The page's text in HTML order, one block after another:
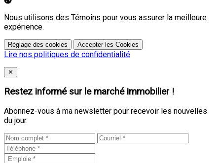
Nous utilisons des Témoins pour vous assurer la meilleure
expérience.
Réglage des cookies Accepter les Cookies
Lire nos politiques de confidentialité
Close
✕
Restez informé sur le marché immobilier !
Abonnez-vous à ma newsletter pour recevoir les nouvelles
du jour.